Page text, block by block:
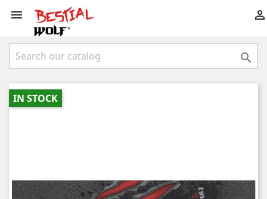
 

IN STOCK